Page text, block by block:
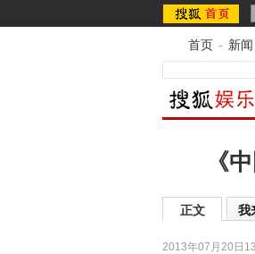
首页 - 新闻
《
正文 我
2013年07月20日